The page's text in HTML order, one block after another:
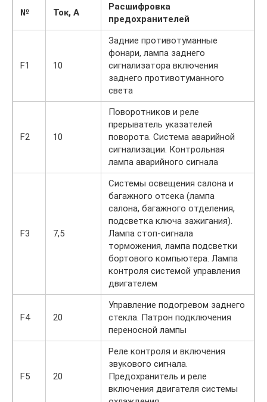
№ Ток, А
Расшифровка
предохранителей
F1 10
Задние противотуманные
фонари, лампа заднего
сигнализатора включения
заднего противотуманного
света
F2 10
Поворотников и реле
прерыватель указателей
поворота. Система аварийной
сигнализации. Контрольная
лампа аварийного сигнала
F3 7,5
Системы освещения салона и
багажного отсека (лампа
салона, багажного отделения,
подсветка ключа зажигания).
Лампа стоп-сигнала
торможения, лампа подсветки
бортового компьютера. Лампа
контроля системой управления
двигателем
F4 20
Управление подогревом заднего
стекла. Патрон подключения
переносной лампы
F5 20
Реле контроля и включения
звукового сигнала.
Предохранитель и реле
включения двигателя системы